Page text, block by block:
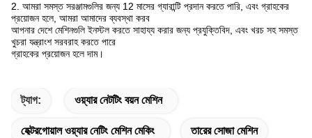
2. আমরা সমস্ত সরঞ্জামগুলির জন্য 12 মাসের গ্যারান্টি প্রদান করতে পারি, এবং গ্রাহকের
প্রয়োজন হলে, আমরা আমাদের ব্যবস্থা করব
আপনার দেশে মেশিনগুলি ইনস্টল করতে সাহায্য করার জন্য প্রযুক্তিবিদ, এবং খরচ সহ সমস্ত
খুচরা যন্ত্রাংশ সরবরাহ করতে পারে
গ্রাহকের প্রয়োজন হলে দাম।
ট্যাগ: ওয়্যার নেটটিং বয়ন মেশিন
হেক্টরগোয়াল ওয়্যার নেটিং মেশিন মেকিং তারের সোজা মেশিন